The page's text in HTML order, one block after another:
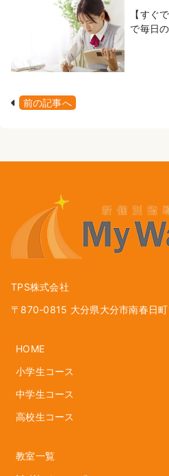
【すぐ
で毎日
前の記事へ
TPS株式会社
〒870-0815 大分県大分市南春日
HOME
小学生コース
中学生コース
高校生コース
教室一覧